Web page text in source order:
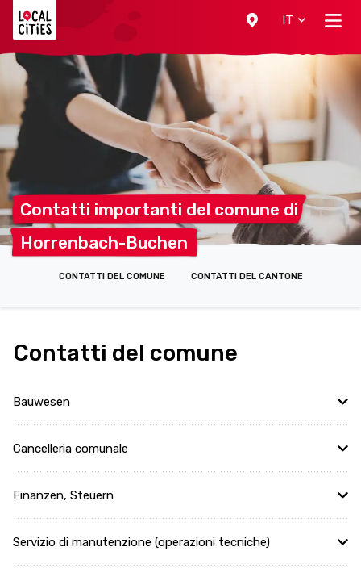
IT
Contatti importanti del comune di
Horrenbach-Buchen
CONTATTI DEL COMUNE CONTATTI DEL CANTONE
Contatti del comune
Bauwesen
Cancelleria comunale
Finanzen, Steuern
Servizio di manutenzione (operazioni tecniche)